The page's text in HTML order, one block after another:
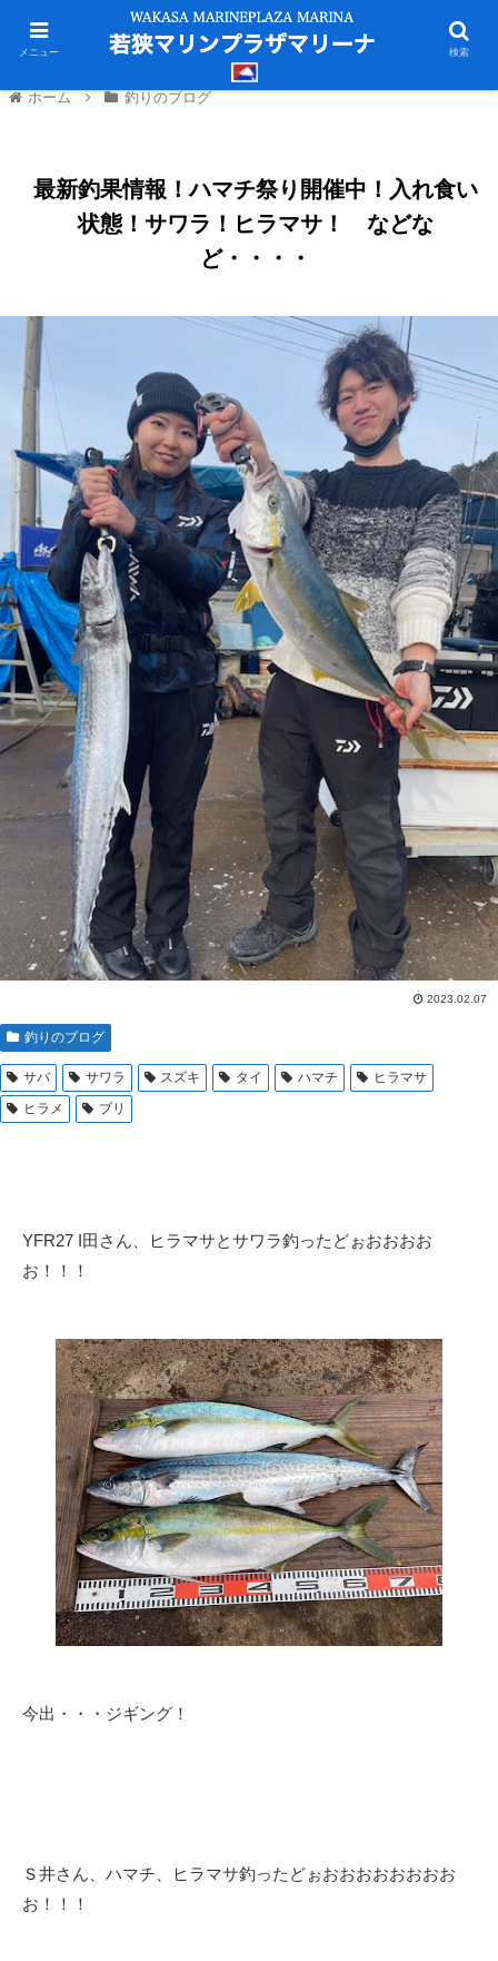
ホーム 釣りのブログ
最新釣果情報！ハマチ祭り開催中！入れ食い
状態！サワラ！ヒラマサ！ などな
ど・・・・
2023.02.07
釣りのブログ
サバ サワラ スズキ タイ ハマチ
ヒラマサ
ヒラメ
ブリ
YFR27 I田さん、ヒラマサとサワラ釣ったどぉおおおお
お！！！
今出・・・ジギング！
Ｓ井さん、ハマチ、ヒラマサ釣ったどぉおおおおおおおお
お！！！
メニュー 検索